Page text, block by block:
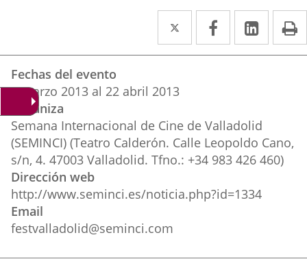
Twitter
Enlace
a
aplicación
externa.
Facebook
Enlace
a
externa.
Enlace
a
del
evento
Fechas del evento
8 marzo 2013 al 22 abril 2013
Organiza
Semana Internacional de Cine de Valladolid
(SEMINCI) (Teatro Calderón. Calle Leopoldo Cano,
s/n, 4. 47003 Valladolid. Tfno.: +34 983 426 460)
Dirección web
http://www.seminci.es/noticia.php?id=1334
Email
festvalladolid@seminci.com